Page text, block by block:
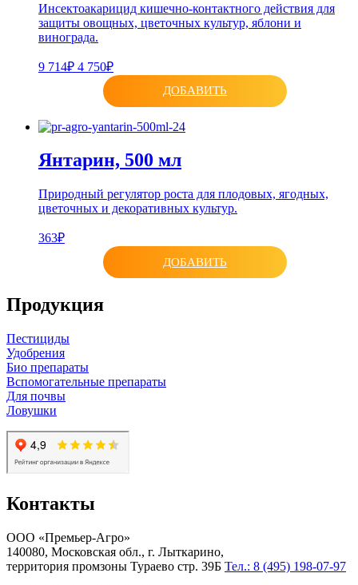
Инсектоакарицид кишечно-контактного действия для
защиты овощных, цветочных культур, яблони и
винограда.
9 714₽ 4 750₽
ДОБАВИТЬ
Янтарин, 500 мл
Природный регулятор роста для плодовых, ягодных,
цветочных и декоративных культур.
363₽
ДОБАВИТЬ
Продукция
Пестициды
Удобрения
Био препараты
Вспомогательные препараты
Для почвы
Ловушки
Контакты
ООО «Премьер-Агро»
140080, Московская обл., г. Лыткарино,
территория промзоны Тураево стр. 39Б Тел.: 8 (495) 198-07-97